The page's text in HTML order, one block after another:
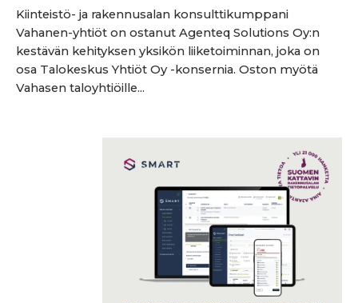
Kiinteistö- ja rakennusalan konsulttikumppani
Vahanen-yhtiöt on ostanut Agenteq Solutions Oy:n
kestävän kehityksen yksikön liiketoiminnan, joka on
osa Talokeskus Yhtiöt Oy -konsernia. Oston myötä
Vahasen taloyhtiöille...